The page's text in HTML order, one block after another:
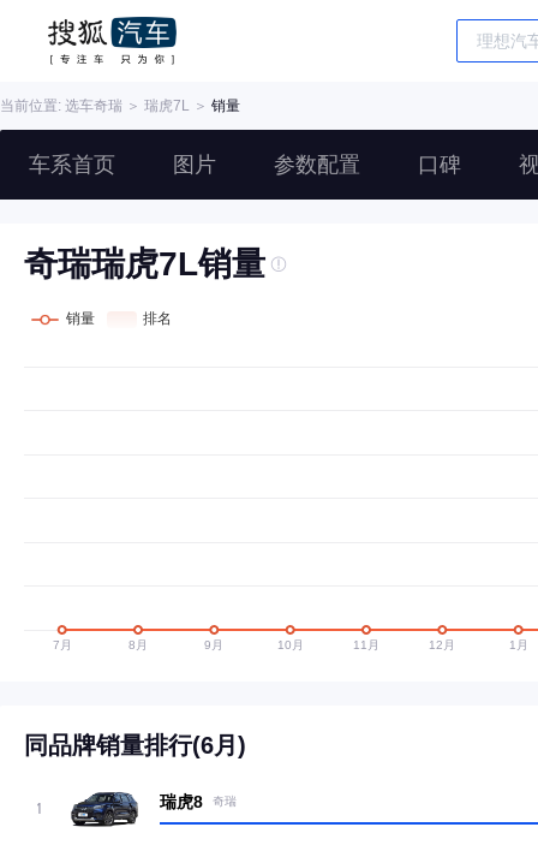
当前位置: 选车奇瑞 ＞ 瑞虎7L ＞ 销量
车系首页 图片 参数配置 口碑
奇瑞瑞虎7L销量
同品牌销量排行(6月)
1 瑞虎8 奇瑞